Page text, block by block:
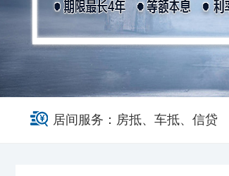
居间服务：房抵、车抵、信贷